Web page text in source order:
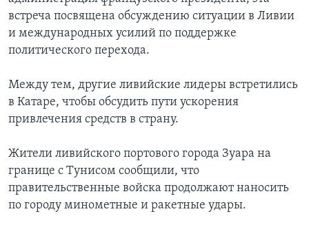
встреча посвящена обсуждению ситуации в Ливии
и международных усилий по поддержке
политического перехода.
Между тем, другие ливийские лидеры встретились
в Катаре, чтобы обсудить пути ускорения
привлечения средств в страну.
Жители ливийского портового города Зуара на
границе с Тунисом сообщили, что
правительственные войска продолжают наносить
по городу минометные и ракетные удары.